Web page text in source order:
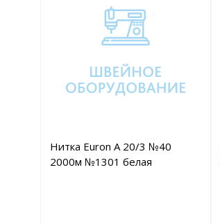
Нитка Euron A 20/3 №40
2000м №1301 белая